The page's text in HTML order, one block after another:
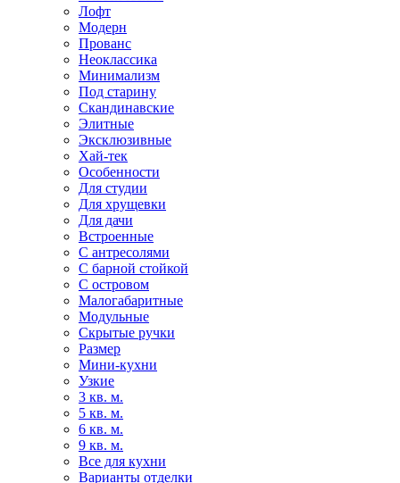
Лофт
Модерн
Прованс
Неоклассика
Минимализм
Под старину
Скандинавские
Элитные
Эксклюзивные
Хай-тек
Особенности
Для студии
Для хрущевки
Для дачи
Встроенные
С антресолями
С барной стойкой
С островом
Малогабаритные
Модульные
Скрытые ручки
Размер
Мини-кухни
Узкие
3 кв. м.
5 кв. м.
6 кв. м.
9 кв. м.
Все для кухни
Варианты отделки